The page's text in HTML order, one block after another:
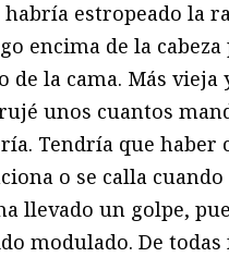
habría estropeado la
encima de la
de la cama. Más
unos cuantos
Tendría que haber
o se calla
llevado un golpe,
modulado. De